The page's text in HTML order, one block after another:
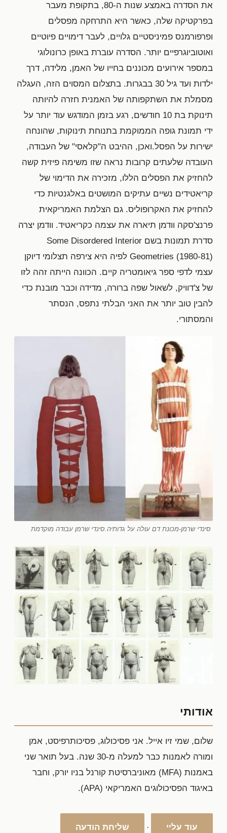
את הסדרה באמצע שנות ה-80, בתקופת מעבר
בפרקטיקה שלה, כאשר היא התרחקה מפסלים
ופרפורמנס פמיניסטיים גלויים, לעבר דימויים פיוטיים
ואוטוביוגרפיים יותר. הסדרה עוברת באופן כרונולוגי
במספר אירועים מכוננים בחייו של האמן, מלידה, דרך
ילדות ועד גיל 30 בבגרות. בתצלום המסוים הזה, העגלה
מסמלת את השתקפותה של האמנית חזרה להיותה
תינוקת בת 10 חודשים, רגע בזמן המודגש עוד יותר על
ידי תמונת גופה הממוקמת בתנוחת תינוקות, שהונחה
ישירות על הפסל.ואכן, ההיבט ה"קלאסי" של העבודה,
העובדה שלעתים קרובות נראה שזו משימה פיזית קשה
להחזיק את הפסלים הללו, מזכירה את הדימוי של
קריאטידים נשיים עתיקים המושטים באלגנטיות כדי
להחזיק את האקרופוליס. גם הצלמת האמריקאית
פרנצ'סקה וודמן תיארה את עצמה כקריאטיד. וודמן יצרה
סדרת תמונות בשם Some Disordered Interior
Geometries (1980-81) לפיה היא צירפה תצלומי דיוקן
עצמי לדפי ספר גיאומטריה קיים. הכוונה הייתה זהה לזו
של צ'דוויק, לשאול שפה ברורה, מדידה וכבר מובנת כדי
להבין טוב יותר את האני הבלתי נתפס, הנסתר
והמסתורי.
סינדי שרמן-מכונת דם עולה על גדותיה.סינדי שרמן עבודה מוקדמת
אודותי
שלום, שמי זיו אייל. אני פסיכולוג, פסיכותרפיסט, אמן
ומורה לאמנות כבר למעלה מ-30 שנה. בעל תואר שני
באמנות (MFA) מאוניברסיטת קורנל בניו יורק, וחבר
באיגוד הפסיכולוגים האמריקאי (APA).
עוד עליי · שליחת הודעה